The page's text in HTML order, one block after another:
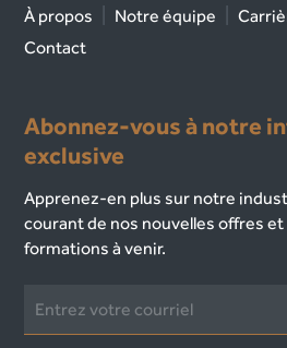
À propos
Notre équipe
Contact
Abonnez-vous à notre
exclusive
Apprenez-en plus sur notre
courant de nos nouvelles offres
formations à venir.